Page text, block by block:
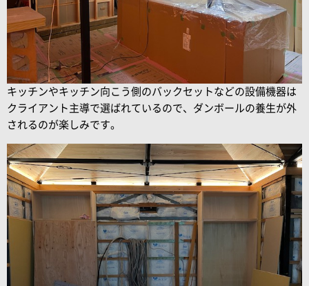
キッチンやキッチン向こう側のバックセットなどの設備機器は
クライアント主導で選ばれているので、ダンボールの養生が外
されるのが楽しみです。